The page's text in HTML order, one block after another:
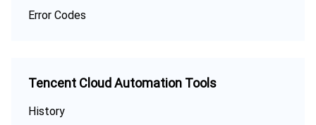
Error Codes
Tencent Cloud Automation Tools
History